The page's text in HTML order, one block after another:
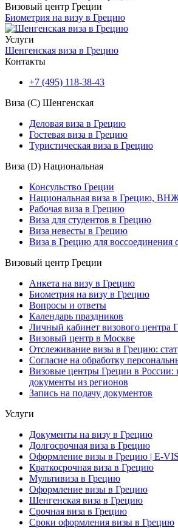
Визовый центр Греции
Биометрия на визу в Грецию
Услуги
Шенгенская виза в Грецию
Контакты
+7 (495) 118-38-43
Виза (C) Шенгенская
Деловая виза в Грецию
Гостевая виза в Грецию
Туристическая виза в Грецию
Виза (D) Национальная
Консульство Греции
Национальная виза в Грецию,
Рабочая виза в Грецию
Виза для студентов в Грецию
Виза невесты в Грецию
Виза в Грецию для воссоединения
Визовый центр Греции
Анкета на визу в Грецию
Биометрия на визу в Грецию
Вопросы и ответы
Календарь праздников
Личный кабинет визового центра
Визовый центр в Москве
Отслеживание визы в Грецию:
Согласие на обработку
Визовые центры Греции в России:
документы из регионов
Запись на подачу документов
Услуги
Документы на визу в Грецию
Долгосрочная виза в Грецию
Оформление визы в Грецию | E-
Краткосрочная виза в Грецию
Мультивиза в Грецию
Оформление визы в Грецию
Шенгенская виза в Грецию
Срочная виза в Грецию
Сроки оформления визы в Грецию